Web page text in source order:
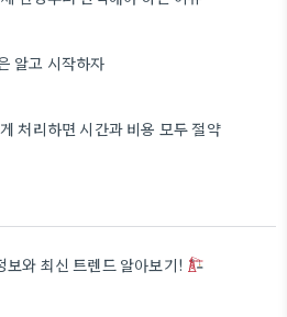
알고 시작하자
처리하면 시간과 비용 모두 절약
보와 최신 트렌드 알아보기!